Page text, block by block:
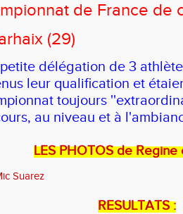
de France de
(29)
délégation de 3
leur qualification et
toujours
au niveau et à
LES PHOTOS de
Suarez
RESULTATS: